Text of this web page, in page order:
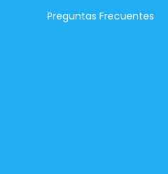
Preguntas Frecuentes